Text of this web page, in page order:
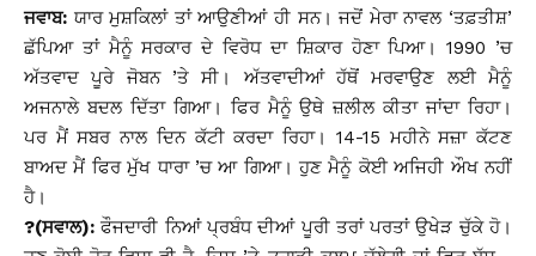
ਜਵਾਬ: ਯਾਰ ਮੁਸ਼ਕਿਲਾਂ ਤਾਂ ਆਉਣੀਆਂ ਹੀ ਸਨ। ਜਦੋਂ ਮੇਰਾ ਨਾਵਲ ‘ਤਫ਼ਤੀਸ਼’
ਛੱਪਿਆ ਤਾਂ ਮੈਨੂੰ ਸਰਕਾਰ ਦੇ ਵਿਰੋਧ ਦਾ ਸ਼ਿਕਾਰ ਹੋਣਾ ਪਿਆ। 1990 ’ਚ
ਅੱਤਵਾਦ ਪੂਰੇ ਜੋਬਨ ’ਤੇ ਸੀ। ਅੱਤਵਾਦੀਆਂ ਹੱਥੋਂ ਮਰਵਾਉਣ ਲਈ ਮੈਨੂੰ
ਅਜਨਾਲੇ ਬਦਲ ਦਿੱਤਾ ਗਿਆ। ਫਿਰ ਮੈਨੂੰ ਉਥੇ ਜ਼ਲੀਲ ਕੀਤਾ ਜਾਂਦਾ ਰਿਹਾ।
ਪਰ ਮੈਂ ਸਬਰ ਨਾਲ ਦਿਨ ਕੱਟੀ ਕਰਦਾ ਰਿਹਾ। 14-15 ਮਹੀਨੇ ਸਜ਼ਾ ਕੱਟਣ
ਬਾਅਦ ਮੈਂ ਫਿਰ ਮੁੱਖ ਧਾਰਾ ’ਚ ਆ ਗਿਆ। ਹੁਣ ਮੈਨੂੰ ਕੋਈ ਅਜਿਹੀ ਔਖ ਨਹੀਂ
ਹੈ।
?(ਸਵਾਲ): ਫੌਜਦਾਰੀ ਨਿਆਂ ਪ੍ਰਬੰਧ ਦੀਆਂ ਪੂਰੀ ਤਰਾਂ ਪਰਤਾਂ ਉਖੇੜ ਚੁੱਕੇ ਹੋ।